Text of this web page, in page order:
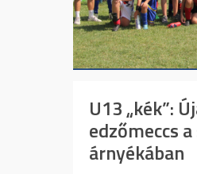
U13 „kék”:
edzőmeccs
árnyékában